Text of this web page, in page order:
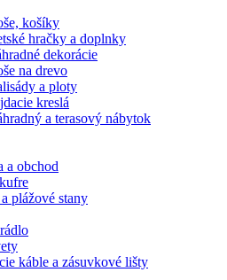
košíky
hračky a doplnky
dekorácie
na drevo
a ploty
kreslá
a terasový nábytok
a obchod
plážové stany
káble a zásuvkové lišty